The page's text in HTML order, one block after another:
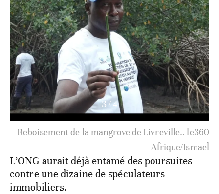
3 /4
Reboisement de la mangrove de Livreville.. le360
Afrique/Ismael
L’ONG aurait déjà entamé des poursuites
contre une dizaine de spéculateurs
immobiliers.